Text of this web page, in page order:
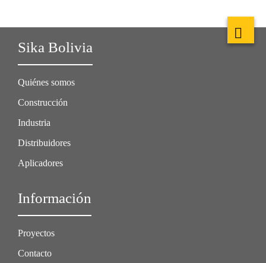
Sika Bolivia
Quiénes somos
Construcción
Industria
Distribuidores
Aplicadores
Información
Proyectos
Contacto